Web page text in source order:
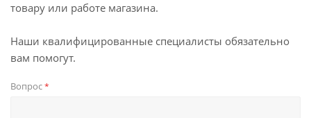
товару или работе магазина.
Наши квалифицированные специалисты обязательно
вам помогут.
Вопрос*